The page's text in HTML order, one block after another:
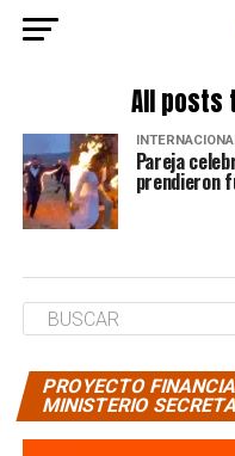
All posts
Pareja
prendieron
PROYECTO
MINISTERIO